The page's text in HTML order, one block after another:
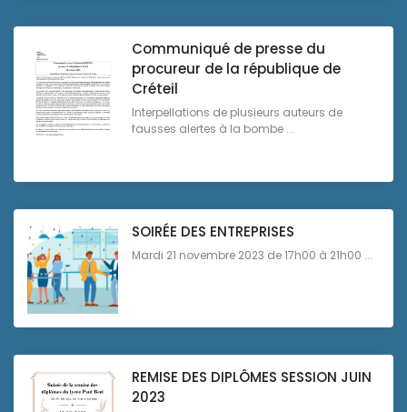
Communiqué de presse du
procureur de la république de
Créteil
Interpellations de plusieurs auteurs de
fausses alertes à la bombe ...
SOIRÉE DES ENTREPRISES
Mardi 21 novembre 2023 de 17h00 à 21h00 ...
REMISE DES DIPLÔMES SESSION JUIN
2023